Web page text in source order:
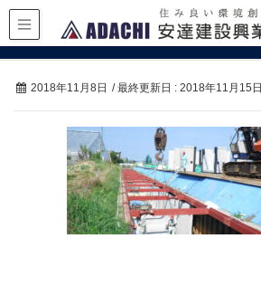
2018年11月8日 / 最終更新日 : 2018年11月15日